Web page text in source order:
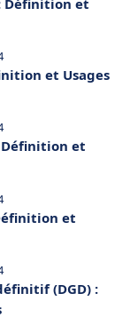
et Usages
et
et
(DGD) :